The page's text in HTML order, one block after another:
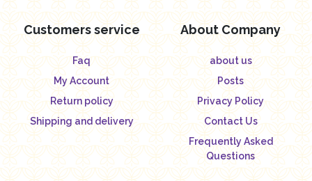
Customers service
Faq
My Account
Return policy
Shipping and delivery
About Company
about us
Posts
Privacy Policy
Contact Us
Frequently Asked
Questions